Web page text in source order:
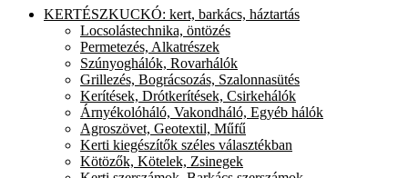
KERTÉSZKUCKÓ: kert, barkács, háztartás
Locsolástechnika, öntözés
Permetezés, Alkatrészek
Szúnyoghálók, Rovarhálók
Grillezés, Bográcsozás, Szalonnasütés
Kerítések, Drótkerítések, Csirkehálók
Árnyékolóháló, Vakondháló, Egyéb hálók
Agroszövet, Geotextil, Műfű
Kerti kiegészítők széles választékban
Kötözők, Kötelek, Zsinegek